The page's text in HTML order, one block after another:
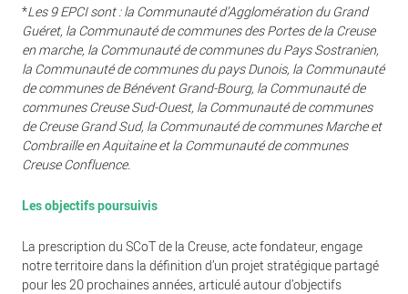
*Les 9 EPCI sont : la Communauté d’Agglomération du Grand
Guéret, la Communauté de communes des Portes de la Creuse
en marche, la Communauté de communes du Pays Sostranien,
la Communauté de communes du pays Dunois, la Communauté
de communes de Bénévent Grand-Bourg, la Communauté de
communes Creuse Sud-Ouest, la Communauté de communes
de Creuse Grand Sud, la Communauté de communes Marche et
Combraille en Aquitaine et la Communauté de communes
Creuse Confluence.
Les objectifs poursuivis
La prescription du SCoT de la Creuse, acte fondateur, engage
notre territoire dans la définition d’un projet stratégique partagé
pour les 20 prochaines années, articulé autour d’objectifs